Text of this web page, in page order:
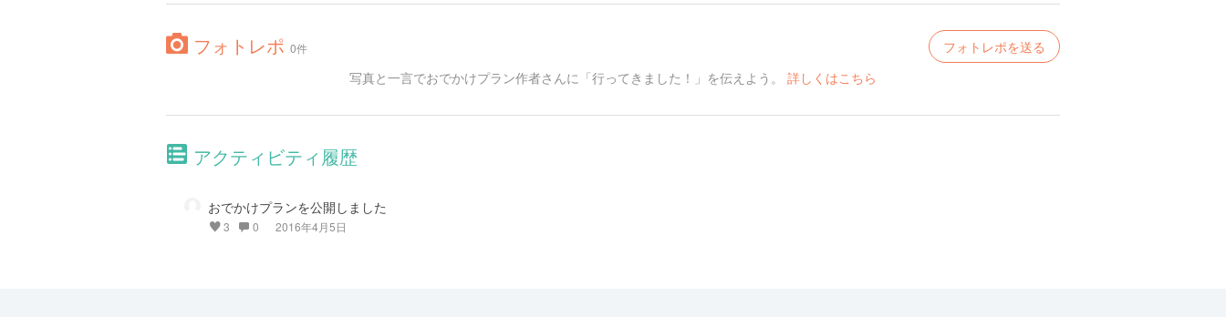
フォトレポ 0件
フォトレポを送る
写真と一言でおでかけプラン作者さんに「行ってきました！」を伝えよう。 詳しくはこちら
アクティビティ履歴
おでかけプランを公開しました
3 0 2016年4月5日